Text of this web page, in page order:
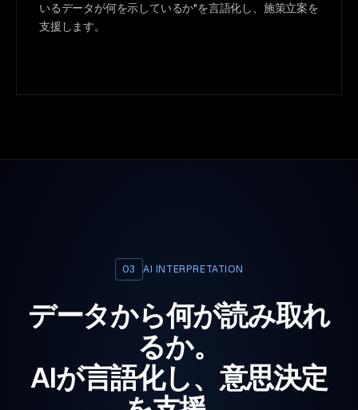
いるデータが何を示しているか"を言語化し、施策立案を
支援します。
03 AI INTERPRETATION
データから何が読み取れ
るか。
AIが言語化し、意思決定